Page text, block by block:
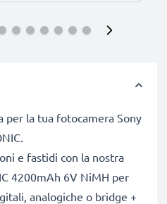
la tua fotocamera Sony
e fastidi con la nostra
4200mAh 6V NiMH per
analogiche o bridge +